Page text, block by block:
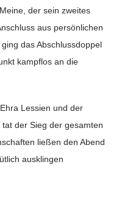
der sein zweites
aus persönlichen
das Abschlussdoppel
kampflos an die
Lessien und der
der Sieg der gesamten
ließen den Abend
ausklingen